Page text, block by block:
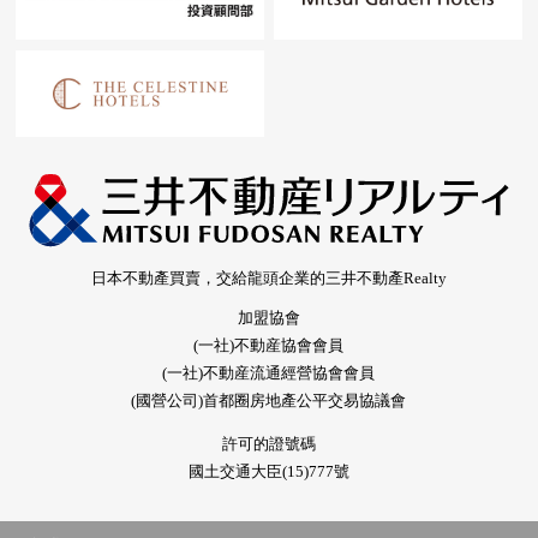
日本不動產買賣，交給龍頭企業的三井不動產Realty
加盟協會
(一社)不動産協會會員
(一社)不動産流通經營協會會員
(國營公司)首都圈房地產公平交易協議會
許可的證號碼
國土交通大臣(15)777號